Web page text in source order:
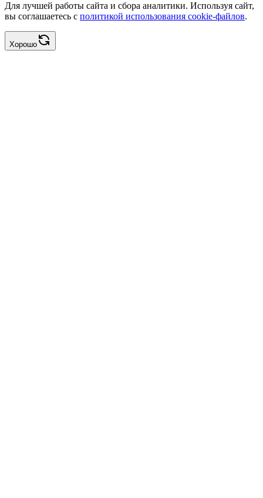
Для лучшей работы сайта и сбора аналитики. Используя сайт,
вы соглашаетесь с политикой использования cookie-файлов.
Хорошо